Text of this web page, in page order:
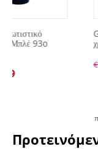
Gold Glove γάντια
χρήσης Νιτριλίου